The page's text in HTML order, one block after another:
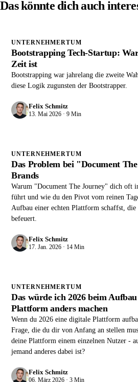
Das könnte dich auch
UNTERNEHMERTUM
Bootstrapping Tech-Startup:
Zeit ist
Bootstrapping war jahrelang die zweite
diese Logik zugunsten der Bootstrapper.
Felix Schmitz
13. Mai 2026 · 9 Min
UNTERNEHMERTUM
Das Problem bei "Document
Brands
Warum "Document The Journey" dich oft
führt und wie du den Pivot vom reinen
Aufbau einer echten Plattform schaffst,
befeuert.
Felix Schmitz
17. Jan. 2026 · 14 Min
UNTERNEHMERTUM
Das würde ich 2026 beim
Plattform anders machen
Wenn du 2026 eine digitale Plattform
Frage, die du dir von Anfang an stellen
deine Plattform einem einzelnen Nutzer -
jemand anderes dabei ist?
Felix Schmitz
06. März 2026 · 3 Min